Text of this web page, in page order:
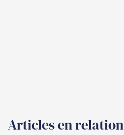
Articles en relation